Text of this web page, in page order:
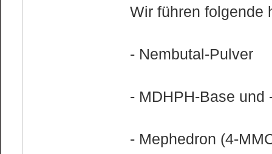
Wir führen folgende
- Nembutal-Pulver
- MDHPH-Base und
- Mephedron (4-